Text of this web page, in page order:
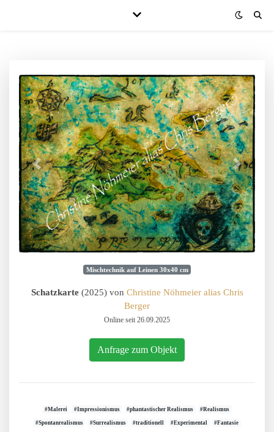
Mischtechnik auf Leinen 30x40 cm
Schatzkarte(2025) von Christine Nöhmeier alias Chris
Berger
Online seit 26.09.2025
Anfrage zum Objekt
#Malerei #Impressionismus #phantastischer Realismus #Realismus
#Spontanrealismus #Surrealismus #traditionell #Experimental #Fantasie